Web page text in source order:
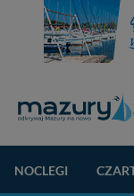
NOCLEGI